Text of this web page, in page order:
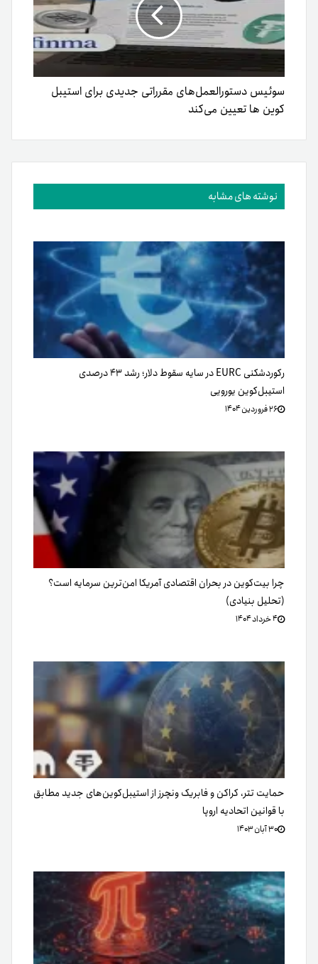
سوئیس دستورالعمل‌های مقرراتی جدیدی برای استیبل
کوین ها تعیین می‌کند
نوشته های مشابه
رکوردشکنی EURC در سایه سقوط دلار؛ رشد ۴۳ درصدی
استیبل‌کوین یورویی
۲۶ فروردین ۱۴۰۴
چرا بیت‌کوین در بحران اقتصادی آمریکا امن‌ترین سرمایه است؟
(تحلیل بنیادی)
۴ خرداد ۱۴۰۴
حمایت تتر، کراکن و فابریک ونچرز از استیبل‌کوین‌های جدید مطابق
با قوانین اتحادیه اروپا
۳۰ آبان ۱۴۰۳